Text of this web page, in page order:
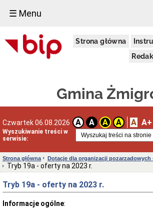
☰ Menu
Strona główna
Gmina
Czwartek 06.08.2026 A A A A A A+
Wyszukiwanie treści w
serwisie:
Urząd
Miejski
zewnętrzne
Wiadomości
adresowe
Dni
godziny
otwarcia
Kierownictwo
Strona główna Dotacje dla organizacji
Tryb 19a - oferty na 2023 r.
Tryb 19a - oferty na 2023 r.
Informacje ogólne: